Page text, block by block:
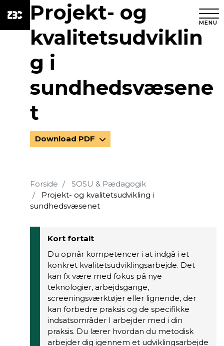
MENU
Projekt- og
kvalitetsudviklin
g i
sundhedsvæsene
t
Download PDF
Forside
SOSU & Pædagogik
Projekt- og kvalitetsudvikling i
sundhedsvæsenet
Kort fortalt
Du opnår kompetencer i at indgå i et
konkret kvalitetsudviklingsarbejde. Det
kan fx være med fokus på nye
teknologier, arbejdsgange,
screeningsværktøjer eller lignende, der
kan forbedre praksis og de specifikke
indsatsområder I arbejder med i din
praksis. Du lærer hvordan du metodisk
arbejder dig igennem et udviklingsarbejde